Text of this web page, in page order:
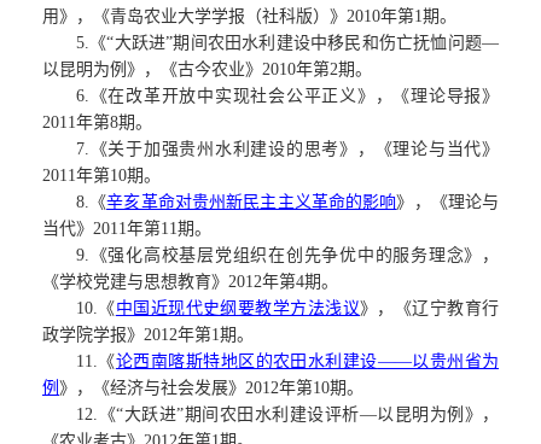
用》，《青岛农业大学学报（社科版）》2010年第1期。
5.《“大跃进”期间农田水利建设中移民和伤亡抚恤问题—
以昆明为例》，《古今农业》2010年第2期。
6.《在改革开放中实现社会公平正义》，《理论导报》
2011年第8期。
7.《关于加强贵州水利建设的思考》，《理论与当代》
2011年第10期。
8.《辛亥革命对贵州新民主主义革命的影响》，《理论与
当代》 2011年第11期。
9.《强化高校基层党组织在创先争优中的服务理念》，
《学校党建与思想教育》2012年第4期。
10.《 中国近现代史纲要教学方法浅议》，《辽宁教育行
政学院学报》 2012年第1期。
11.《论西南喀斯特地区的农田水利建设——以贵州省为
例 》，《经济与社会发展》 2012年第10期。
12.《“大跃进”期间农田水利建设评析—以昆明为例》，